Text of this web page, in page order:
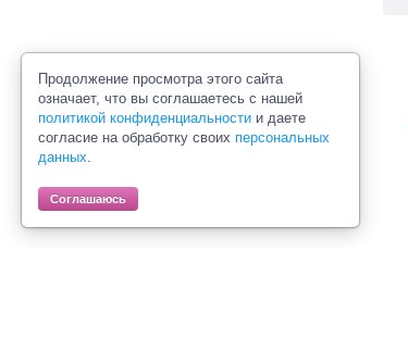
Политика конфиденциальности
данных
Продолжение просмотра этого сайта
означает, что вы соглашаетесь с нашей
политикой конфиденциальности и даете
согласие на обработку своих персональных
данных.
Соглашаюсь